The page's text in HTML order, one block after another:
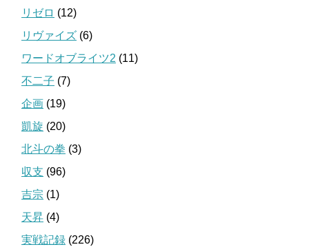
リゼロ (12)
リヴァイズ (6)
ワードオブライツ2 (11)
不二子 (7)
企画 (19)
凱旋 (20)
北斗の拳 (3)
収支 (96)
吉宗 (1)
天昇 (4)
実戦記録 (226)